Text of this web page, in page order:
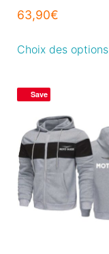
63,90€
Choix des options
Save